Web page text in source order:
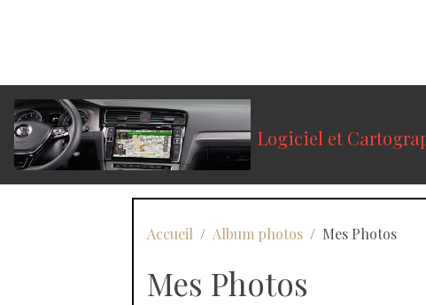
Logiciel et
Accueil Album photos Mes Photos
Mes Photos